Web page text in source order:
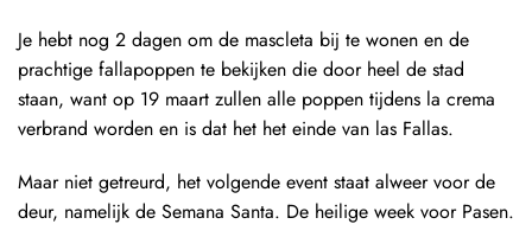
Je hebt nog 2 dagen om de mascleta bij te wonen en de
prachtige fallapoppen te bekijken die door heel de stad
staan, want op 19 maart zullen alle poppen tijdens la crema
verbrand worden en is dat het het einde van las Fallas.
Maar niet getreurd, het volgende event staat alweer voor de
deur, namelijk de Semana Santa. De heilige week voor Pasen.